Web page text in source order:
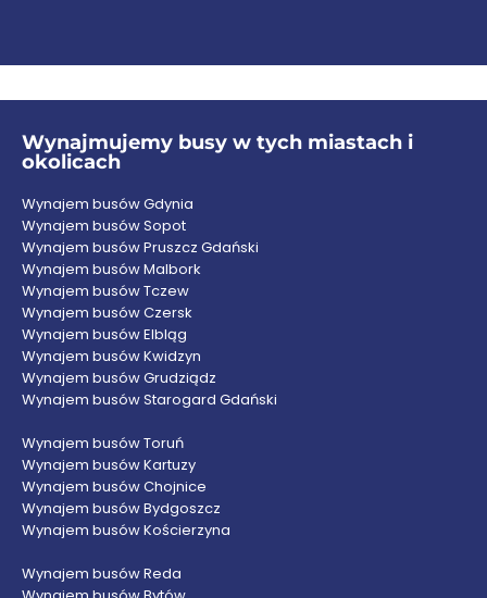
Wynajmujemy busy w tych miastach i
okolicach
Wynajem busów Gdynia
Wynajem busów Sopot
Wynajem busów Pruszcz Gdański
Wynajem busów Malbork
Wynajem busów Tczew
Wynajem busów Czersk
Wynajem busów Elbląg
Wynajem busów Kwidzyn
Wynajem busów Grudziądz
Wynajem busów Starogard Gdański
Wynajem busów Toruń
Wynajem busów Kartuzy
Wynajem busów Chojnice
Wynajem busów Bydgoszcz
Wynajem busów Kościerzyna
Wynajem busów Reda